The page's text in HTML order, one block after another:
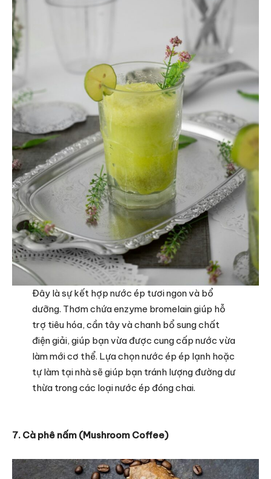
Đây là sự kết hợp nước ép tươi ngon và bổ
dưỡng. Thơm chứa enzyme bromelain giúp hỗ
trợ tiêu hóa, cần tây và chanh bổ sung chất
điện giải, giúp bạn vừa được cung cấp nước vừa
làm mới cơ thể. Lựa chọn nước ép ép lạnh hoặc
tự làm tại nhà sẽ giúp bạn tránh lượng đường dư
thừa trong các loại nước ép đóng chai.
7. Cà phê nấm (Mushroom Coffee)